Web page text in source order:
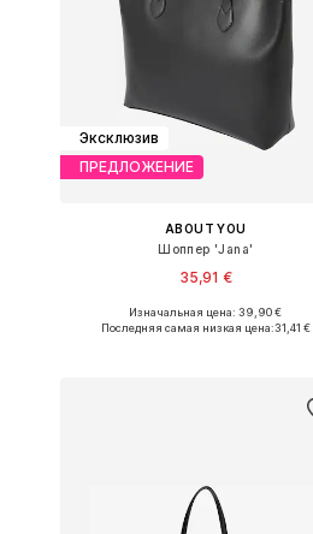
Эксклюзив
ПРЕДЛОЖЕНИЕ
ABOUT YOU
Шоппер 'Jana'
35,91 €
Доступные размеры: One Size
Изначальная цена: 39,90 €
Последняя самая низкая цена:31,41 €